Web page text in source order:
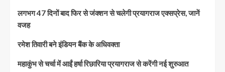
लगभग 47 दिनों बाद फिर से जंक्शन से चलेगी प्रयागराज एक्सप्रेस, जानें
वजह
रमेश तिवारी बने इंडियन बैंक के अधिवक्ता
महाकुंभ से चर्चा में आईं हर्षा रिछारिया प्रयागराज से करेंगी नई शुरुआत